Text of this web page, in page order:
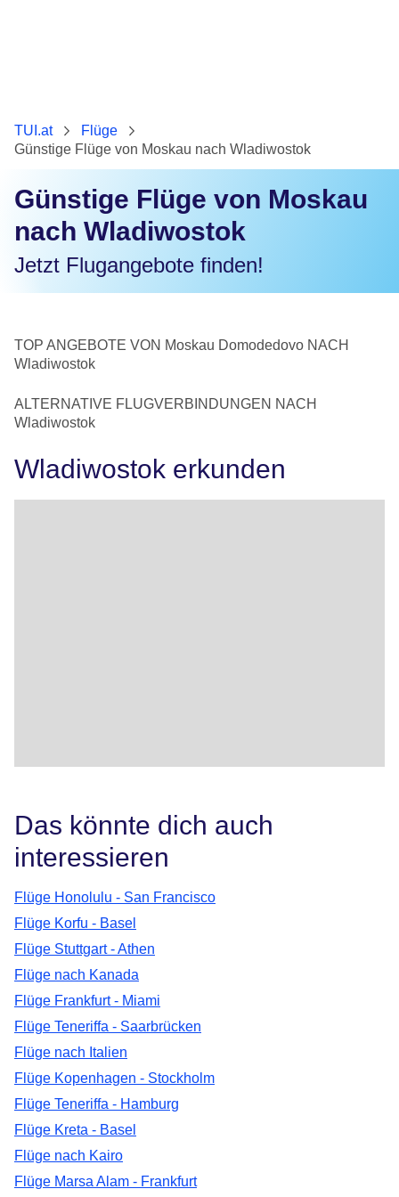
TUI.at
Flüge
Günstige Flüge von Moskau nach Wladiwostok
Günstige Flüge von Moskau
nach Wladiwostok
Jetzt Flugangebote finden!
TOP ANGEBOTE VON Moskau Domodedovo NACH
Wladiwostok
ALTERNATIVE FLUGVERBINDUNGEN NACH
Wladiwostok
Wladiwostok erkunden
Das könnte dich auch
interessieren
Flüge Honolulu - San Francisco
Flüge Korfu - Basel
Flüge Stuttgart - Athen
Flüge nach Kanada
Flüge Frankfurt - Miami
Flüge Teneriffa - Saarbrücken
Flüge nach Italien
Flüge Kopenhagen - Stockholm
Flüge Teneriffa - Hamburg
Flüge Kreta - Basel
Flüge nach Kairo
Flüge Marsa Alam - Frankfurt